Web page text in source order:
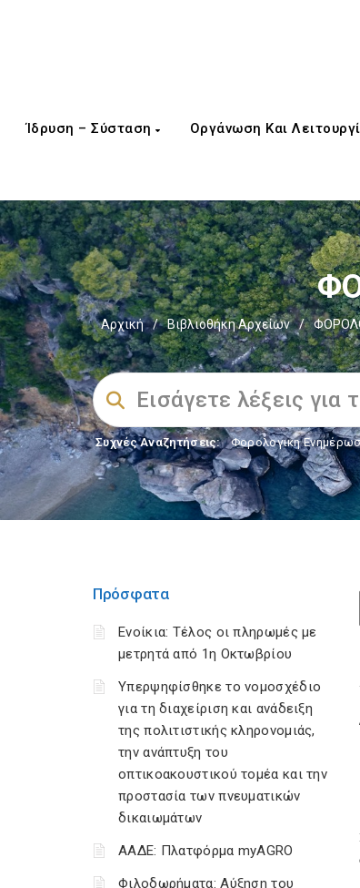
Ίδρυση – Σύσταση Οργάνωση Και
Αρχική / Βιβλιοθήκη Αρχείων /
Συχνές Αναζητήσεις: Φορολογικη
Πρόσφατα
Ενοίκια: Τέλος οι πληρωμές με
μετρητά από 1η Οκτωβρίου
Υπερψηφίσθηκε το νομοσχέδιο
για τη διαχείριση και ανάδειξη
της πολιτιστικής κληρονομιάς,
την ανάπτυξη του
οπτικοακουστικού τομέα και την
προστασία των πνευματικών
δικαιωμάτων
ΑΑΔΕ: Πλατφόρμα myAGRO
Φιλοδωρήματα: Αύξηση του